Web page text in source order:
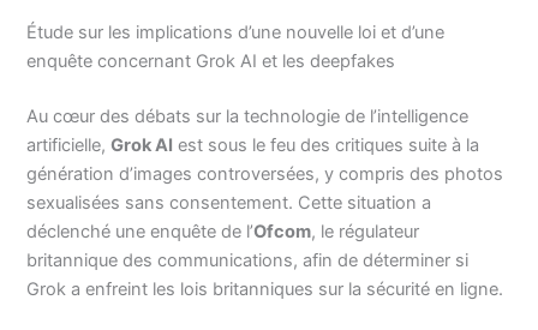
Étude sur les implications d’une nouvelle loi et d’une
enquête concernant Grok AI et les deepfakes
Au cœur des débats sur la technologie de l’intelligence
artificielle,Grok AI est sous le feu des critiques suite à la
génération d’images controversées, y compris des photos
sexualisées sans consentement. Cette situation a
déclenché une enquête de l’Ofcom, le régulateur
britannique des communications, afin de déterminer si
Grok a enfreint les lois britanniques sur la sécurité en ligne.